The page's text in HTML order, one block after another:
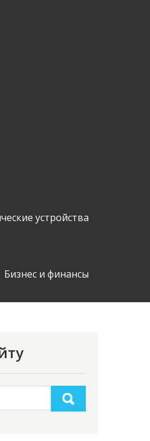
устройства
Бизнес и финансы